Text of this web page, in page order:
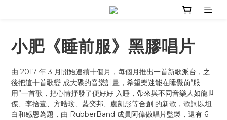
小肥《睡前服》黑膠唱片
由 2017 年 3 月開始連續十個月，每個月推出一首新歌派台，之
後把這十首歌變 成大碟的音樂計畫，希望樂迷能在睡覺前“服
用”一首歌，把心情抒發了便好好 入睡，帶來與不同音樂人如龍世
傑、李拾壹、方晧玟、藍奕邦、盧凱彤等合創 的新歌，歌詞以坦
白和感恩為題，由 RubberBand 成員阿偉做唱片監製，還有 6